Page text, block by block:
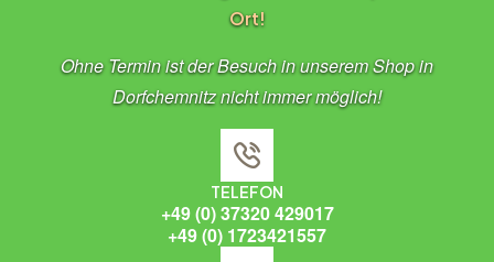
Ort!
Ohne Termin ist der Besuch in unserem Shop in
Dorfchemnitz nicht immer möglich!
TELEFON
+49 (0) 37320 429017
+49 (0) 1723421557